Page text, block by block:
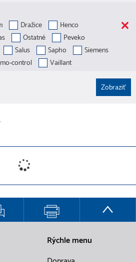
Dražice
Henco
Ostatné
Peveko
Salus Sapho
Siemens
control Vaillant
Rýchle menu